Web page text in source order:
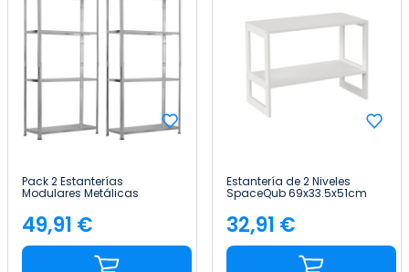
Pack 2 Estanterías
Modulares Metálicas
160kg 145x30x70cm 7house
Precio
49,91 €
Estantería de 2 Niveles
SpaceQub 69x33.5x51cm
7house
Precio
32,91 €